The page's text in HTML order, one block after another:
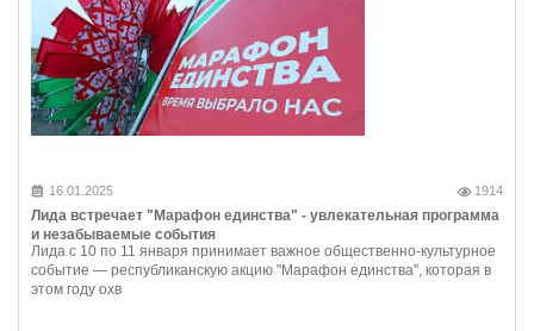
16.01.2025 1914
Лида встречает "Марафон единства" - увлекательная программа
и незабываемые события
Лида с 10 по 11 января принимает важное общественно-культурное
событие — республиканскую акцию "Марафон единства", которая в
этом году охв